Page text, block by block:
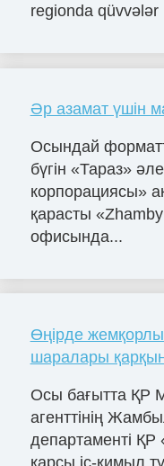
regionda qüvvələr
Әр азамат үшін
Осындай
бүгін «Тараз»
корпорациясы»
қарасты
офисында...
Өңірде
шаралары
Осы бағытта ҚР
агенттінің
департаменті
қарсы іс-қимыл